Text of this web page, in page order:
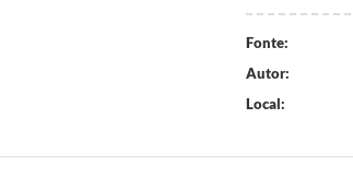
Fonte:
Autor:
Local: